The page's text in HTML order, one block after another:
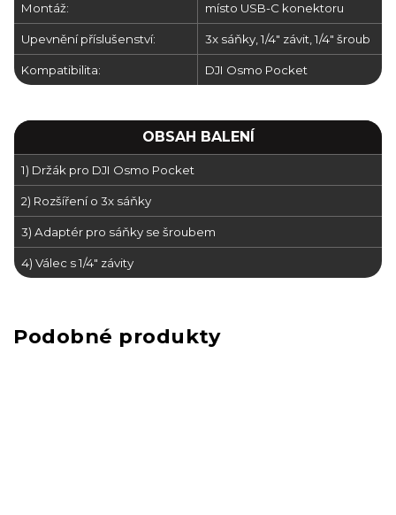
Montáž: místo USB-C konektoru
Upevnění příslušenství: 3x sáňky, 1/4" závit, 1/4" šroub
Kompatibilita: DJI Osmo Pocket
OBSAH BALENÍ
1) Držák pro DJI Osmo Pocket
2) Rozšíření o 3x sáňky
3) Adaptér pro sáňky se šroubem
4) Válec s 1/4" závity